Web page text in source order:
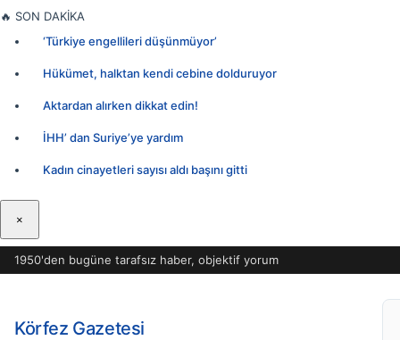
İçeriğe
🔥 SON DAKİKA
‘Türkiye engellileri düşünmüyor’
Hükümet, halktan kendi cebine dolduruyor
Aktardan alırken dikkat edin!
İHH’ dan Suriye’ye yardım
Kadın cinayetleri sayısı aldı başını gitti
×
1950'den bugüne tarafsız haber, objektif yorum
Körfez Gazetesi